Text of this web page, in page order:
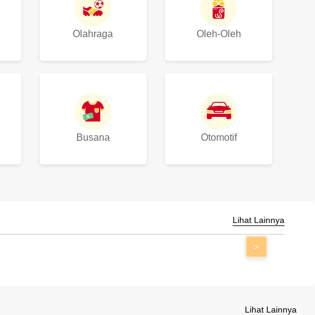
Olahraga Oleh-Oleh
Busana Otomotif
Lihat Lainnya
>
Lihat Lainnya